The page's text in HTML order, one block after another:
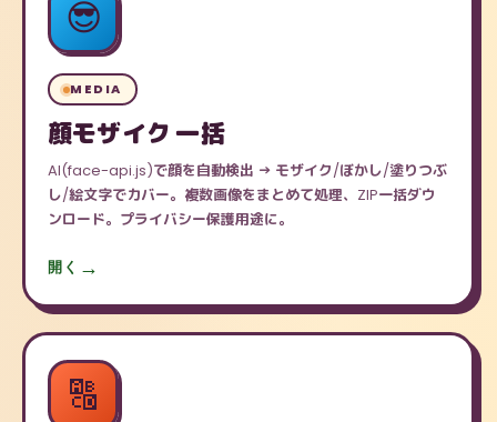
😎
MEDIA
顔モザイク 一括
AI(face-api.js)で顔を自動検出 → モザイク/ぼかし/塗りつぶ
し/絵文字でカバー。複数画像をまとめて処理、ZIP一括ダウ
ンロード。プライバシー保護用途に。
開く
🔠